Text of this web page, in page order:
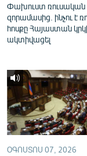
«Ազատության»
Փախուստ ռուսական
զորամասից. ինչու է
հոսքը Հայաստան
ակտիվացել
ՕԳՈՍՏՈՍ 07, 2026